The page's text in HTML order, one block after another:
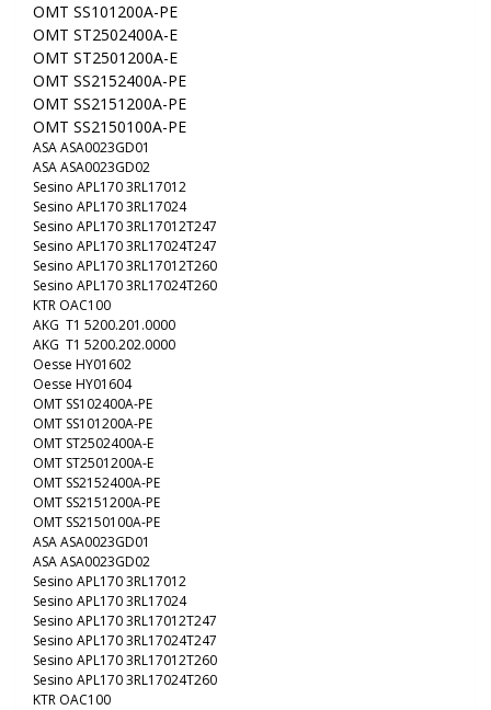
OMT SS101200A-PE
OMT ST2502400A-E
OMT ST2501200A-E
OMT SS2152400A-PE
OMT SS2151200A-PE
OMT SS2150100A-PE
ASA ASA0023GD01
ASA ASA0023GD02
Sesino APL170 3RL17012
Sesino APL170 3RL17024
Sesino APL170 3RL17012T247
Sesino APL170 3RL17024T247
Sesino APL170 3RL17012T260
Sesino APL170 3RL17024T260
KTR OAC100
AKG T1 5200.201.0000
AKG T1 5200.202.0000
Oesse HY01602
Oesse HY01604
OMT SS102400A-PE
OMT SS101200A-PE
OMT ST2502400A-E
OMT ST2501200A-E
OMT SS2152400A-PE
OMT SS2151200A-PE
OMT SS2150100A-PE
ASA ASA0023GD01
ASA ASA0023GD02
Sesino APL170 3RL17012
Sesino APL170 3RL17024
Sesino APL170 3RL17012T247
Sesino APL170 3RL17024T247
Sesino APL170 3RL17012T260
Sesino APL170 3RL17024T260
KTR OAC100